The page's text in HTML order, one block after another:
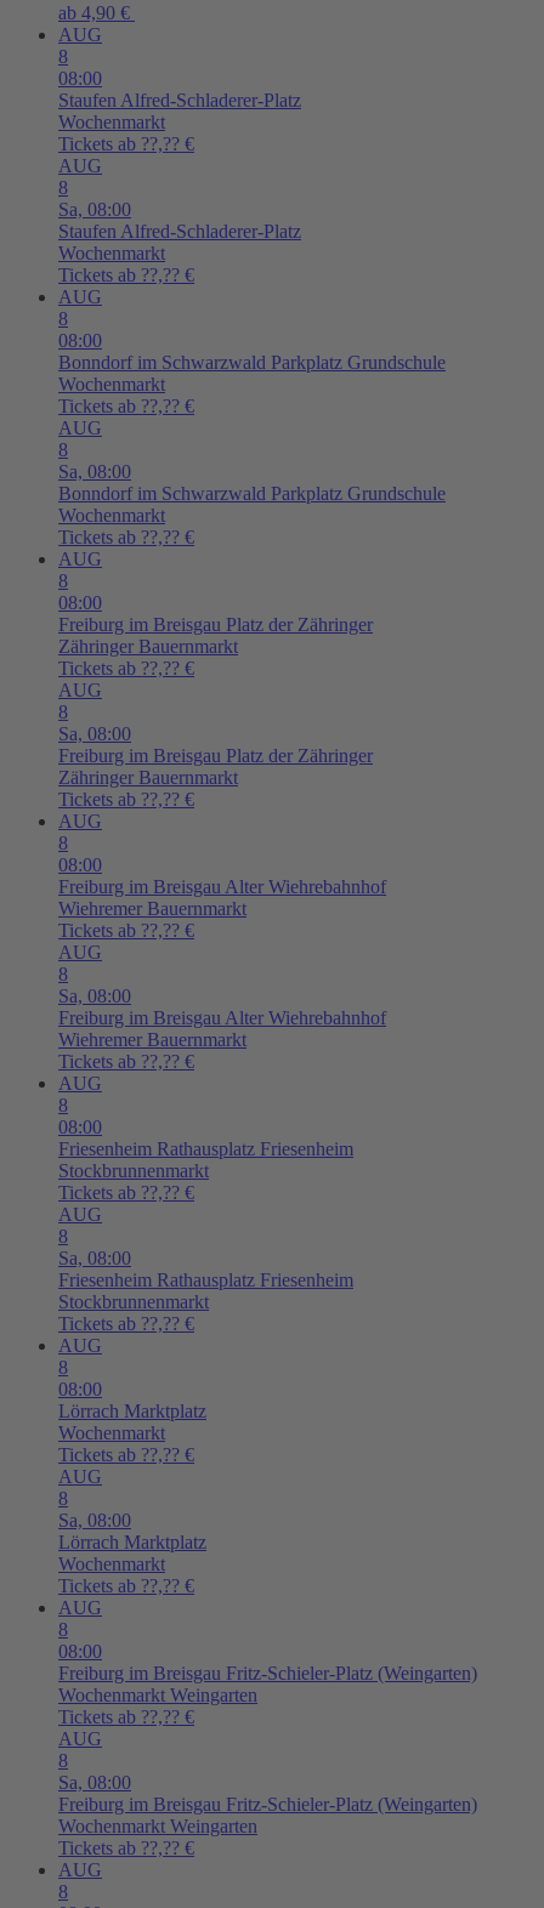
ab 4,90 €
AUG
8
08:00
Staufen Alfred-Schladerer-Platz
Wochenmarkt
Tickets ab ??,?? €
AUG
8
Sa, 08:00
Staufen Alfred-Schladerer-Platz
Wochenmarkt
Tickets ab ??,?? €
AUG
8
08:00
Bonndorf im Schwarzwald Parkplatz Grundschule
Wochenmarkt
Tickets ab ??,?? €
AUG
8
Sa, 08:00
Bonndorf im Schwarzwald Parkplatz Grundschule
Wochenmarkt
Tickets ab ??,?? €
AUG
8
08:00
Freiburg im Breisgau Platz der Zähringer
Zähringer Bauernmarkt
Tickets ab ??,?? €
AUG
8
Sa, 08:00
Freiburg im Breisgau Platz der Zähringer
Zähringer Bauernmarkt
Tickets ab ??,?? €
AUG
8
08:00
Freiburg im Breisgau Alter Wiehrebahnhof
Wiehremer Bauernmarkt
Tickets ab ??,?? €
AUG
8
Sa, 08:00
Freiburg im Breisgau Alter Wiehrebahnhof
Wiehremer Bauernmarkt
Tickets ab ??,?? €
AUG
8
08:00
Friesenheim Rathausplatz Friesenheim
Stockbrunnenmarkt
Tickets ab ??,?? €
AUG
8
Sa, 08:00
Friesenheim Rathausplatz Friesenheim
Stockbrunnenmarkt
Tickets ab ??,?? €
AUG
8
08:00
Lörrach Marktplatz
Wochenmarkt
Tickets ab ??,?? €
AUG
8
Sa, 08:00
Lörrach Marktplatz
Wochenmarkt
Tickets ab ??,?? €
AUG
8
08:00
Freiburg im Breisgau Fritz-Schieler-Platz (Weingarten)
Wochenmarkt Weingarten
Tickets ab ??,?? €
AUG
8
Sa, 08:00
Freiburg im Breisgau Fritz-Schieler-Platz (Weingarten)
Wochenmarkt Weingarten
Tickets ab ??,?? €
AUG
8